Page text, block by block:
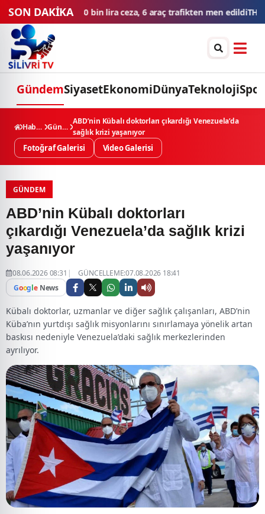
SON DAKİKA
6 araç trafikten men edildiTHY'den tüm zamanların yolcu
GündemSiyasetEkonomiDünyaTeknolojiSpor
Haberler Gündem
ABD’nin Kübalı doktorları çıkardığı Venezuela’da
sağlık krizi yaşanıyor
Fotoğraf Galerisi Video Galerisi
GÜNDEM
ABD’nin Kübalı doktorları
çıkardığı Venezuela’da sağlık krizi
yaşanıyor
08.06.2026 08:31
GÜNCELLEME:07.08.2026 18:41
Google News
Kübalı doktorlar, uzmanlar ve diğer sağlık çalışanları, ABD’nin
Küba’nın yurtdışı sağlık misyonlarını sınırlamaya yönelik artan
baskısı nedeniyle Venezuela’daki sağlık merkezlerinden
ayrılıyor.